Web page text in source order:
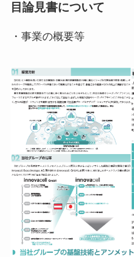
目論見書について
・事業の概要等